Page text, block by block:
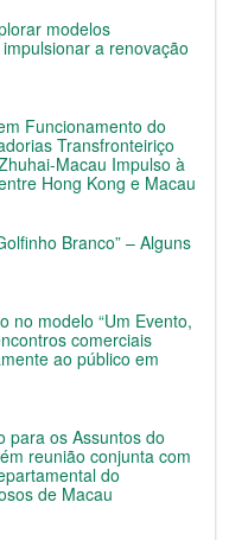
modelos
a renovação
Funcionamento do
Transfronteiriço
Macau Impulso à
Hong Kong e Macau
Branco” – Alguns
no modelo “Um Evento,
comerciais
ao público em
para os Assuntos do
reunião conjunta com
do
de Macau